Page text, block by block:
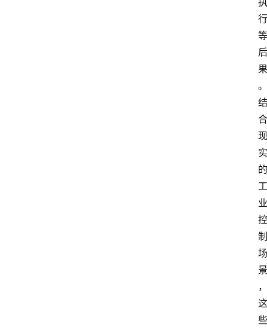
行
等
后
果
。
结
合
现
实
的
工
业
控
制
场
景
，
这
些